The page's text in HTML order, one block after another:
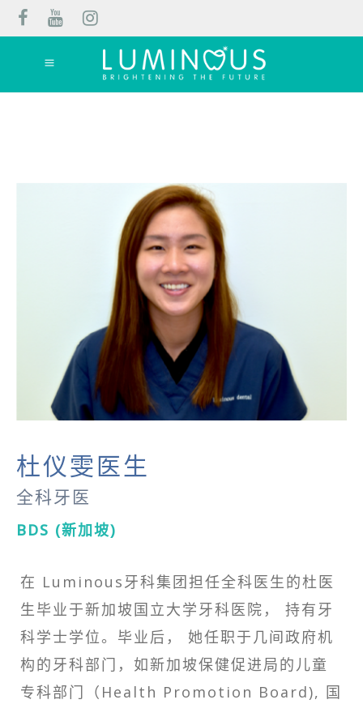
杜仪雯医生
全科牙医
BDS (新加坡)
在 Luminous牙科集团担任全科医生的杜医
生毕业于新加坡国立大学牙科医院， 持有牙
科学士学位。毕业后， 她任职于几间政府机
构的牙科部门，如新加坡保健促进局的儿童
专科部门（Health Promotion Board), 国